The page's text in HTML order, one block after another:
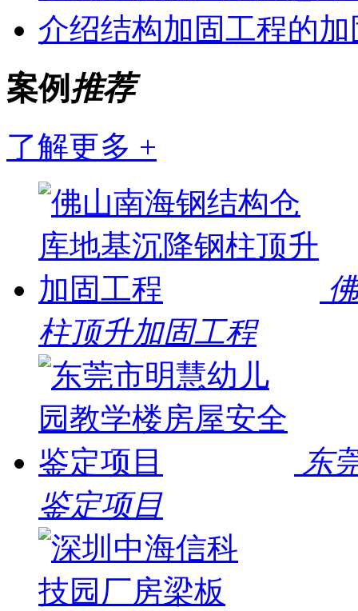
介绍结构加固工程的
案例 推荐
了解更多 +
柱顶升加固工程
东
鉴定项目